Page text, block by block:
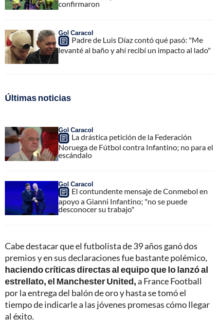
confirmaron
Gol Caracol
Padre de Luis Díaz contó qué pasó: "Me
levanté al baño y ahí recibí un impacto al lado"
Últimas noticias
Gol Caracol
La drástica petición de la Federación
Noruega de Fútbol contra Infantino; no para el
escándalo
Gol Caracol
El contundente mensaje de Conmebol en
apoyo a Gianni Infantino; "no se puede
desconocer su trabajo"
Cabe destacar que el futbolista de 39 años ganó dos
premios y en sus declaraciones fue bastante polémico,
haciendo críticas directas al equipo que lo lanzó al
estrellato, el Manchester United,a France Football
por la entrega del balón de oro y hasta se tomó el
tiempo de indicarle a las jóvenes promesas cómo llegar
al éxito.